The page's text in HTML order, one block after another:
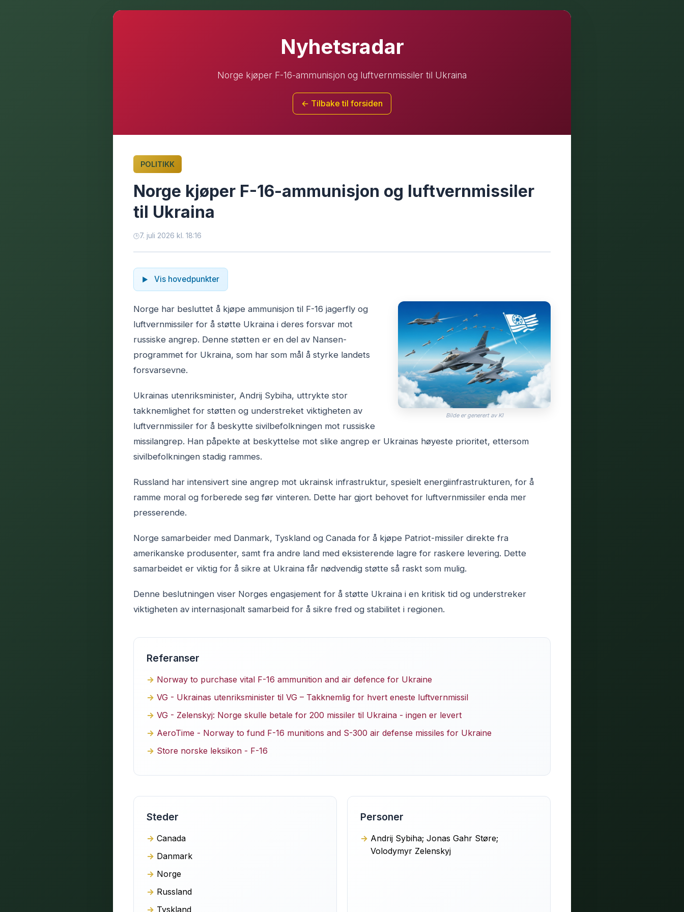
Nyhetsradar
Norge kjøper F-16-ammunisjon og luftvernmissiler til Ukraina
← Tilbake til forsiden
POLITIKK
Norge kjøper F-16-ammunisjon og luftvernmissiler
til Ukraina
7. juli 2026 kl. 18:16
Vis hovedpunkter
Bilde er generert av KI
Norge har besluttet å kjøpe ammunisjon til F-16 jagerfly og
luftvernmissiler for å støtte Ukraina i deres forsvar mot
russiske angrep. Denne støtten er en del av Nansen-
programmet for Ukraina, som har som mål å styrke landets
forsvarsevne.
Ukrainas utenriksminister, Andrij Sybiha, uttrykte stor
takknemlighet for støtten og understreket viktigheten av
luftvernmissiler for å beskytte sivilbefolkningen mot russiske
missilangrep. Han påpekte at beskyttelse mot slike angrep er Ukrainas høyeste prioritet, ettersom
sivilbefolkningen stadig rammes.
Russland har intensivert sine angrep mot ukrainsk infrastruktur, spesielt energiinfrastrukturen, for å
ramme moral og forberede seg før vinteren. Dette har gjort behovet for luftvernmissiler enda mer
presserende.
Norge samarbeider med Danmark, Tyskland og Canada for å kjøpe Patriot-missiler direkte fra
amerikanske produsenter, samt fra andre land med eksisterende lagre for raskere levering. Dette
samarbeidet er viktig for å sikre at Ukraina får nødvendig støtte så raskt som mulig.
Denne beslutningen viser Norges engasjement for å støtte Ukraina i en kritisk tid og understreker
viktigheten av internasjonalt samarbeid for å sikre fred og stabilitet i regionen.
Referanser
Norway to purchase vital F-16 ammunition and air defence for Ukraine
VG - Ukrainas utenriksminister til VG – Takknemlig for hvert eneste luftvernmissil
VG - Zelenskyj: Norge skulle betale for 200 missiler til Ukraina - ingen er levert
AeroTime - Norway to fund F-16 munitions and S-300 air defense missiles for Ukraine
Store norske leksikon - F-16
Steder
Canada
Danmark
Norge
Russland
Tyskland
Personer
Andrij Sybiha; Jonas Gahr Støre;
Volodymyr Zelenskyj